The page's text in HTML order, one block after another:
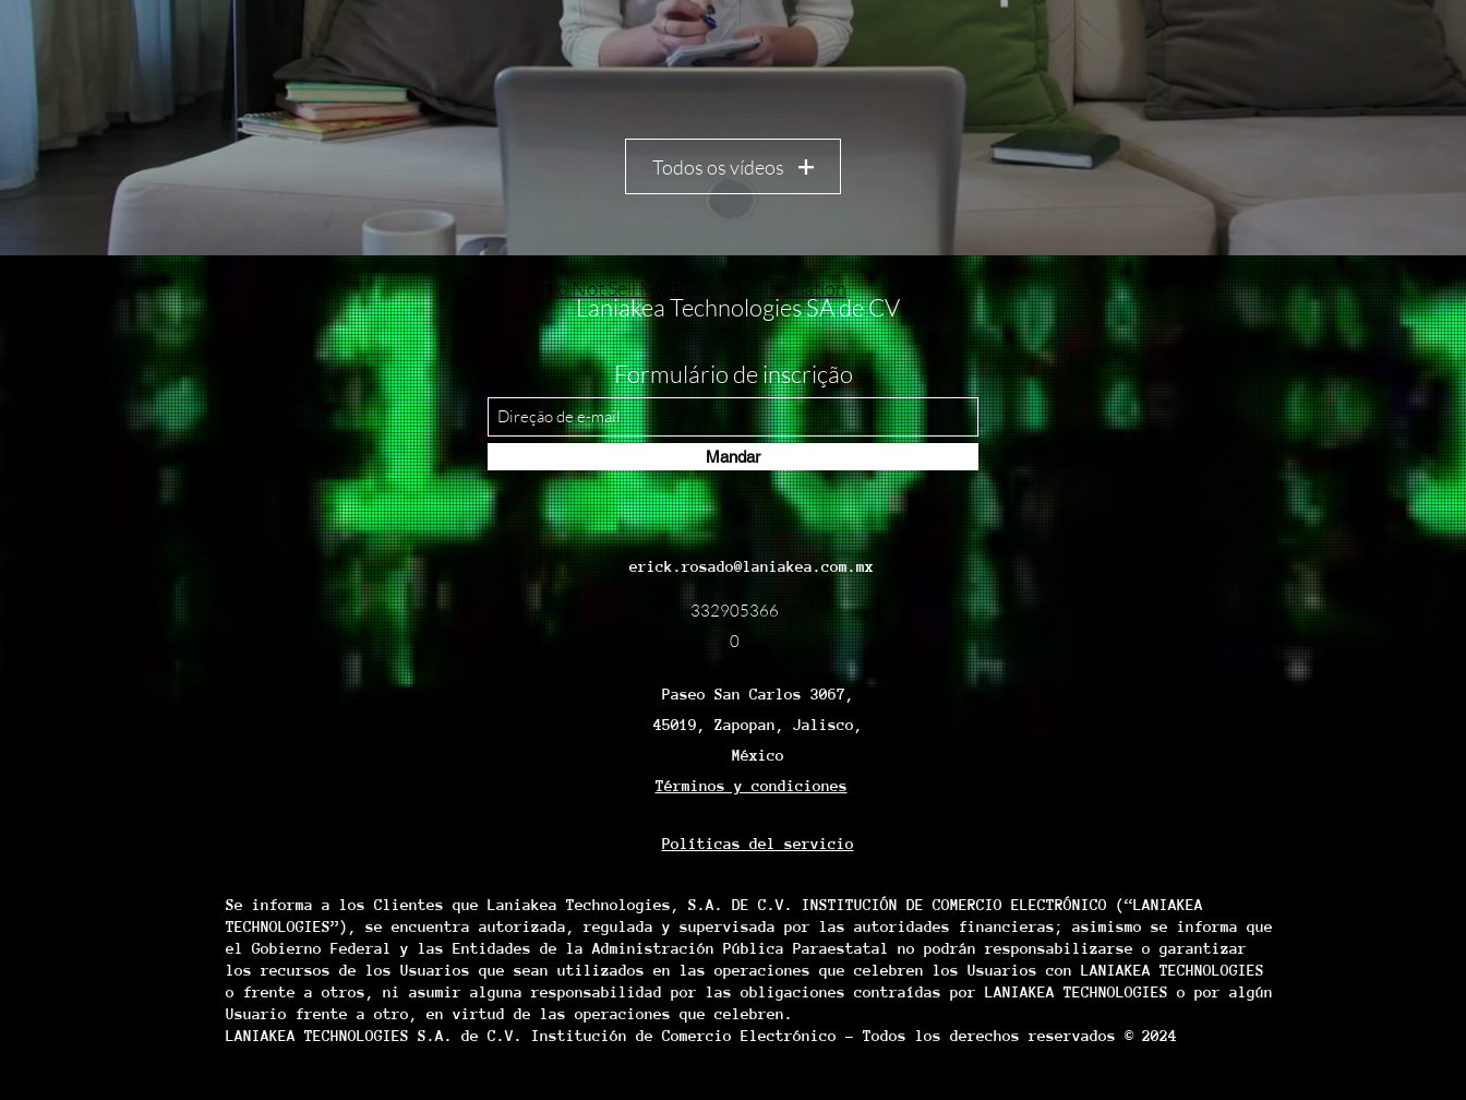
Todos os vídeos
Laniakea Technologies SA de CV
Do Not Sell My Personal Information
Formulário de inscrição
Mandar
erick.rosado@laniakea.com.mx
332905366
0
Paseo San Carlos 3067,
45019, Zapopan, Jalisco,
México
Términos y condiciones
Políticas del servicio
Se informa a los Clientes que Laniakea Technologies, S.A. DE C.V. INSTITUCIÓN DE COMERCIO ELECTRÓNICO (“LANIAKEA
TECHNOLOGIES”), se encuentra autorizada, regulada y supervisada por las autoridades financieras; asimismo se informa que
el Gobierno Federal y las Entidades de la Administración Pública Paraestatal no podrán responsabilizarse o garantizar
los recursos de los Usuarios que sean utilizados en las operaciones que celebren los Usuarios con LANIAKEA TECHNOLOGIES
o frente a otros, ni asumir alguna responsabilidad por las obligaciones contraídas por LANIAKEA TECHNOLOGIES o por algún
Usuario frente a otro, en virtud de las operaciones que celebren.
LANIAKEA TECHNOLOGIES S.A. de C.V. Institución de Comercio Electrónico - Todos los derechos reservados © 2024